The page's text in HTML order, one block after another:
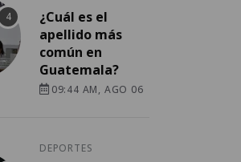
¿Cuál es el
apellido más
común en
Guatemala?
09:44 AM, AGO 06
DEPORTES